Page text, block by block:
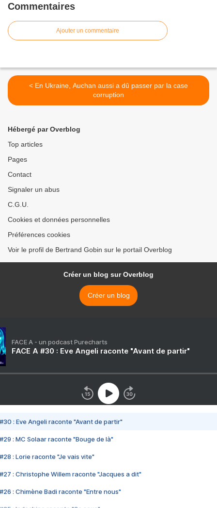
Commentaires
Ajouter un commentaire
< En Ukraine, Auchan aussi a dû passer par la case
corruption
Hébergé par Overblog
Top articles
Pages
Contact
Signaler un abus
C.G.U.
Cookies et données personnelles
Préférences cookies
Voir le profil de Bertrand Gobin sur le portail Overblog
Créer un blog sur Overblog
Créer un blog
FACE A - un podcast Purecharts
FACE A #30 : Eve Angeli raconte "Avant de partir"
#30 : Eve Angeli raconte "Avant de partir"
#29 : MC Solaar raconte "Bouge de là"
#28 : Lorie raconte "Je vais vite"
#27 : Christophe Willem raconte "Jacques a dit"
#26 : Chimène Badi raconte "Entre nous"